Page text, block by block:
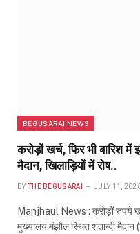
BEGUSARAI NEWS
करोड़ों खर्च, फिर भी बारिश
मैदान, खिलाड़ियों में रोष..
BY THE BEGUSARAI JULY 11,
Manjhaul News : करोड़ों रुपये
मुख्यालय मंझौल स्थित शताब्दी